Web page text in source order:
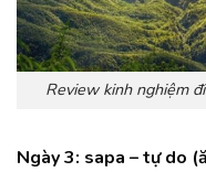
Review kinh nghiệm
Ngày 3: sapa – tự do